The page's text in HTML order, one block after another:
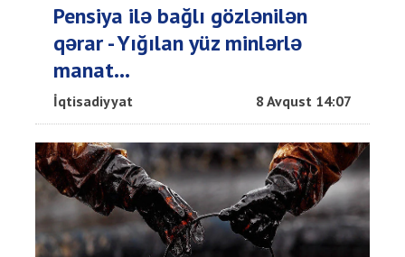
Pensiya ilə bağlı gözlənilən
qərar - Yığılan yüz minlərlə
manat…
İqtisadiyyat 8 Avqust 14:07